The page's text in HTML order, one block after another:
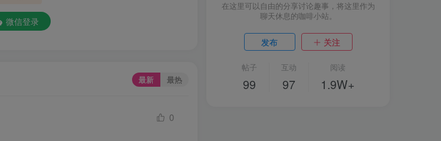
微信登录
最新 最热
0
在这里可以自由的分享讨论趣事，将这里作为
聊天休息的咖啡小站。
发布 关注
帖子
99
互动
97
阅读
1.9W+